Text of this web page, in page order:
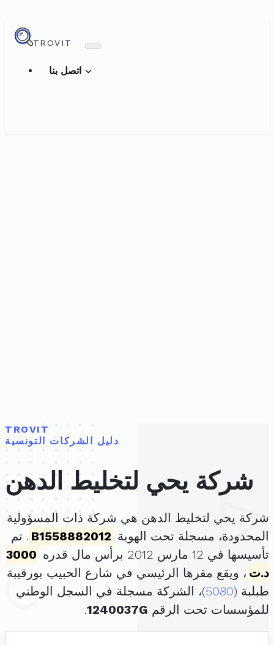
TROVIT
TROVIT
دليل الشركات التونسية
شركة يحي لتخليط الدهن
شركة يحي لتخليط الدهن هي شركة ذات المسؤولية
المحدودة، مسجلة تحت الهوية B1558882012 . تم
تأسيسها في 12 مارس 2012 برأس مال قدره
3000
د.ت ، ويقع مقرها الرئيسي في شارع الحبيب بورقيبة
طبلبة (5080)، الشركة مسجلة في السجل الوطني
للمؤسسات تحت الرقم 1240037G
.